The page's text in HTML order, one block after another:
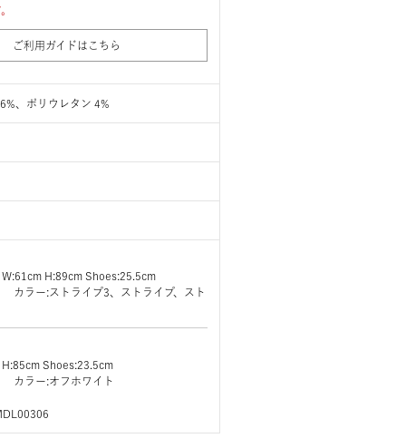
ご利用ガイドはこちら
、ポリウレタン 4%
H:89cm Shoes:25.5cm
カラー:ストライプ3、ストライプ、スト
Shoes:23.5cm
カラー:オフホワイト